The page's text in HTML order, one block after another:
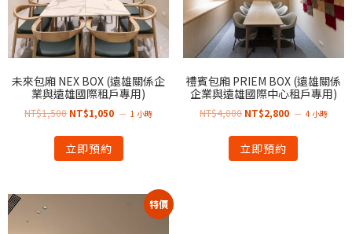
未來包廂 NEX BOX (遠雄關係企
業與遠雄國際租戶專用)
NT$1,500 NT$1,050 1 小時
立即預約
禮賓包廂 PRIEM BOX (遠雄關係
企業與遠雄國際中心租戶專用)
NT$4,000 NT$2,800 4 小時
立即預約
特價